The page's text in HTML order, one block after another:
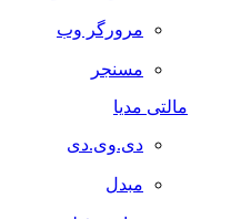
مرورگر وب
مسنجر
مالتی مدیا
دی.وی.دی
مبدل